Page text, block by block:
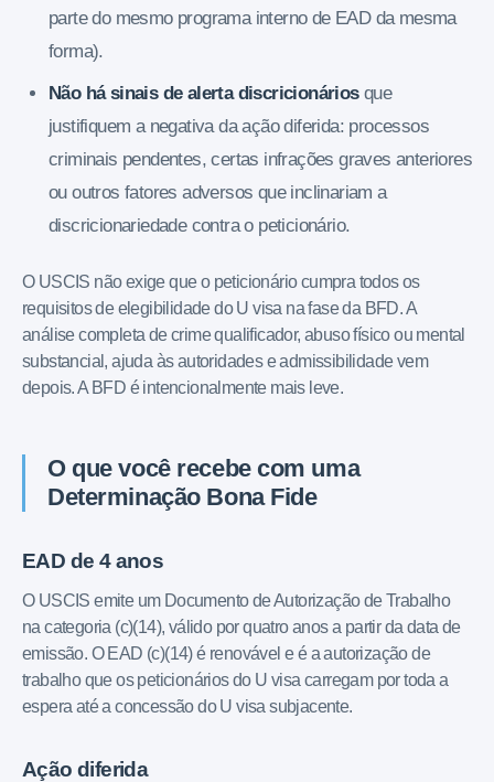
parte do mesmo programa interno de EAD da mesma
forma).
Não há sinais de alerta discricionáriosque
justifiquem a negativa da ação diferida: processos
criminais pendentes, certas infrações graves anteriores
ou outros fatores adversos que inclinariam a
discricionariedade contra o peticionário.
O USCIS não exige que o peticionário cumpra todos os
requisitos de elegibilidade do U visa na fase da BFD. A
análise completa de crime qualificador, abuso físico ou mental
substancial, ajuda às autoridades e admissibilidade vem
depois. A BFD é intencionalmente mais leve.
O que você recebe com uma
Determinação Bona Fide
EAD de 4 anos
O USCIS emite um Documento de Autorização de Trabalho
na categoria (c)(14), válido por quatro anos a partir da data de
emissão. O EAD (c)(14) é renovável e é a autorização de
trabalho que os peticionários do U visa carregam por toda a
espera até a concessão do U visa subjacente.
Ação diferida